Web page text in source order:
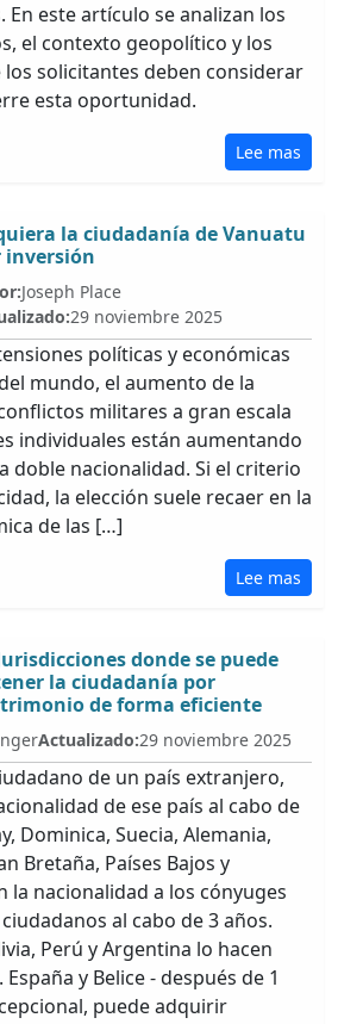
En este artículo se analizan los
el contexto geopolítico y los
los solicitantes deben considerar
esta oportunidad.
Lee mas
la ciudadanía de Vanuatu
inversión
Joseph Place
29 noviembre 2025
políticas y económicas
mundo, el aumento de la
militares a gran escala
individuales están aumentando
doble nacionalidad. Si el criterio
la elección suele recaer en la
de las […]
Lee mas
donde se puede
la ciudadanía por
de forma eficiente
Actualizado:29 noviembre 2025
de un país extranjero,
de ese país al cabo de
Dominica, Suecia, Alemania,
Bretaña, Países Bajos y
la nacionalidad a los cónyuges
al cabo de 3 años.
Perú y Argentina lo hacen
y Belice - después de 1
puede adquirir